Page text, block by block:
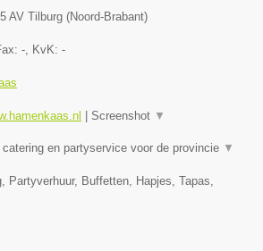
AV Tilburg (Noord-Brabant)
-, KvK: -
Screenshot ▼
en partyservice voor de provincie ▼
Partyverhuur, Buffetten, Hapjes, Tapas,